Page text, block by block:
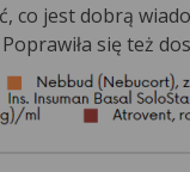
co jest dobrą
się też